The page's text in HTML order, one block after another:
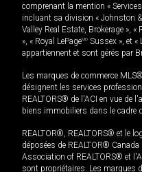
comprenant la mention «
incluant sa division « Johnston &
Valley Real Estate, Brokerage », «
», « Royal LePageMD Sussex », et
appartiennent et sont gérés par
Les marques de commerce
désignent les services
REALTORS® de l'ACI en vue de
biens immobiliers dans le cadre
REALTOR®, REALTORS® et le
déposées de REALTOR®
Association of REALTORS® et
sont propriétaires. Les marques